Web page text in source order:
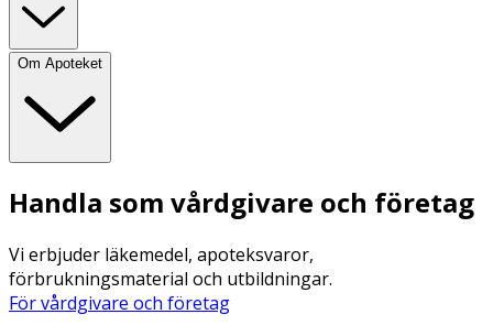
Om Apoteket
Handla som vårdgivare och företag
Vi erbjuder läkemedel, apoteksvaror,
förbrukningsmaterial och utbildningar.
För vårdgivare och företag